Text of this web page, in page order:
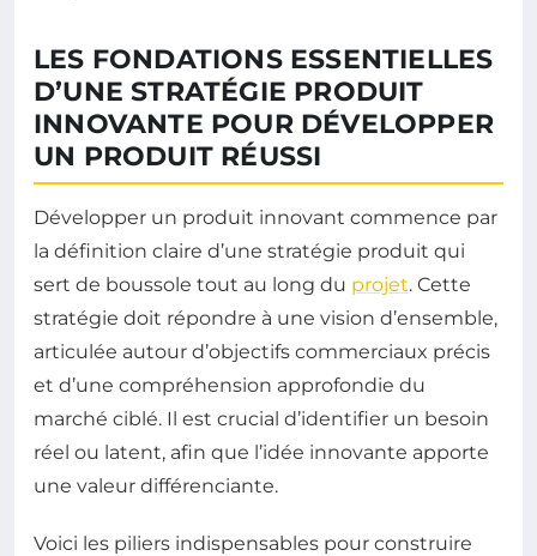
LES FONDATIONS ESSENTIELLES
D’UNE STRATÉGIE PRODUIT
INNOVANTE POUR DÉVELOPPER
UN PRODUIT RÉUSSI
Développer un produit innovant commence par
la définition claire d’une stratégie produit qui
sert de boussole tout au long du projet. Cette
stratégie doit répondre à une vision d’ensemble,
articulée autour d’objectifs commerciaux précis
et d’une compréhension approfondie du
marché ciblé. Il est crucial d’identifier un besoin
réel ou latent, afin que l’idée innovante apporte
une valeur différenciante.
Voici les piliers indispensables pour construire